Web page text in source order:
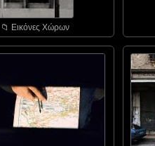
📁︎ Εικόνες Χώρων